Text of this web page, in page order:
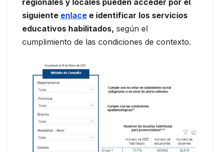
siguiente enlace e identificar los servicios
educativos habilitados, según el
cumplimiento de las condiciones de contexto.